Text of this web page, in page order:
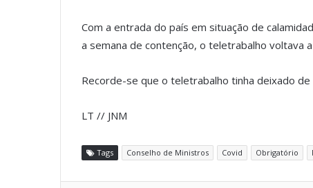
Com a entrada do país em situação de
a semana de contenção, o teletrabalho voltava
Recorde-se que o teletrabalho tinha deixado
LT // JNM
Tags Conselho de Ministros Covid Obrigatório